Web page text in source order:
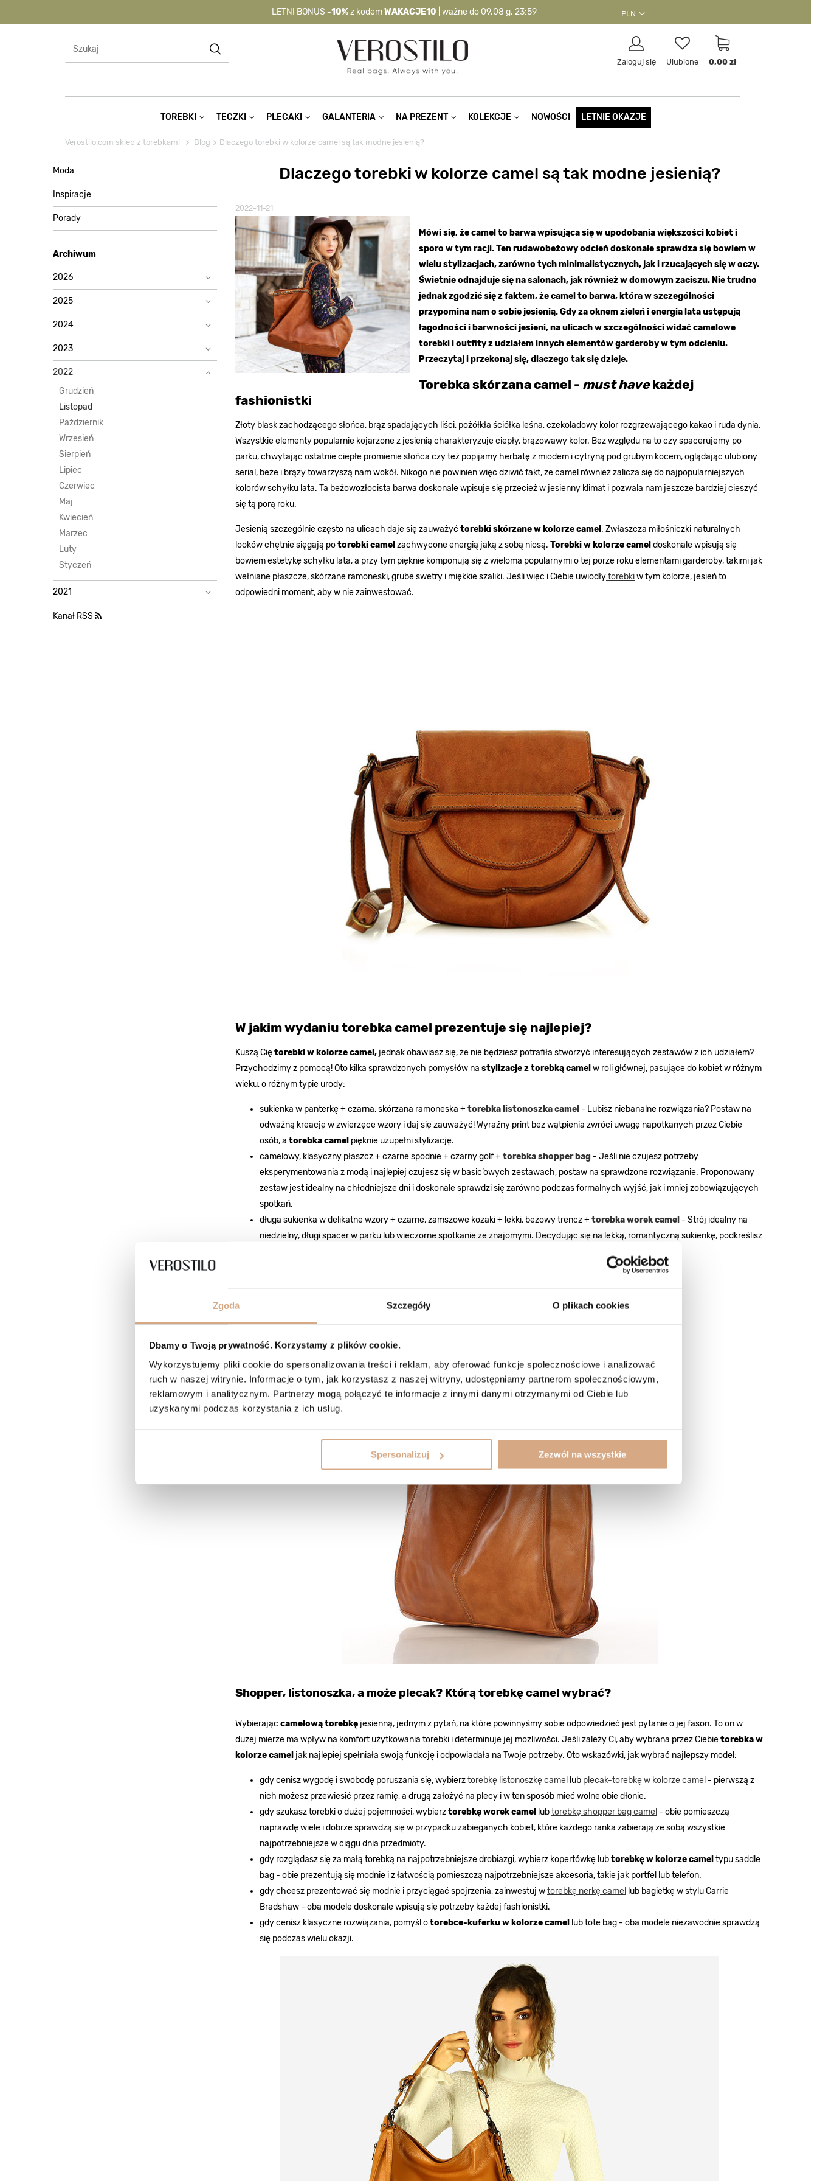
Zgoda Szczegóły O plikach cookies
Dbamy o Twoją prywatność. Korzystamy z plików cookie.
Wykorzystujemy pliki cookie do spersonalizowania treści i reklam, aby oferować funkcje społecznościowe i analizować
ruch w naszej witrynie. Informacje o tym, jak korzystasz z naszej witryny, udostępniamy partnerom społecznościowym,
reklamowym i analitycznym. Partnerzy mogą połączyć te informacje z innymi danymi otrzymanymi od Ciebie lub
uzyskanymi podczas korzystania z ich usług.
Spersonalizuj Zezwól na wszystkie
LETNI BONUS -10%z kodemWAKACJE10 | ważne do 09.08 g. 23:59
WAKACJE10 | nie dotyczy produktów z flagą OKAZJA >
PLN
Zaloguj się Ulubione 0,00 zł
TOREBKI TECZKI PLECAKI GALANTERIA NA PREZENT KOLEKCJE NOWOŚCI LETNIE OKAZJE
Verostilo.com sklep z torebkami Blog Dlaczego torebki w kolorze camel są tak modne jesienią?
Moda
Inspiracje
Porady
Archiwum
2026
2025
2024
2023
2022
Grudzień
Listopad
Październik
Wrzesień
Sierpień
Lipiec
Czerwiec
Maj
Kwiecień
Marzec
Luty
Styczeń
2021
Kanał RSS
Dlaczego torebki w kolorze camel są tak modne jesienią?
2022-11-21
Mówi się, że camel to barwa wpisująca się w upodobania większości kobiet i
sporo w tym racji. Ten rudawobeżowy odcień doskonale sprawdza się bowiem w
wielu stylizacjach, zarówno tych minimalistycznych, jak i rzucających się w oczy.
Świetnie odnajduje się na salonach, jak również w domowym zaciszu. Nie trudno
jednak zgodzić się z faktem, że camel to barwa, która w szczególności
przypomina nam o sobie jesienią. Gdy za oknem zieleń i energia lata ustępują
łagodności i barwności jesieni, na ulicach w szczególności widać camelowe
torebki i outfity z udziałem innych elementów garderoby w tym odcieniu.
Przeczytaj i przekonaj się, dlaczego tak się dzieje.
Torebka skórzana camel - must havekażdej
fashionistki
Złoty blask zachodzącego słońca, brąz spadających liści, pożółkła ściółka leśna, czekoladowy kolor rozgrzewającego kakao i ruda dynia.
Wszystkie elementy popularnie kojarzone z jesienią charakteryzuje ciepły, brązowawy kolor. Bez względu na to czy spacerujemy po
parku, chwytając ostatnie ciepłe promienie słońca czy też popijamy herbatę z miodem i cytryną pod grubym kocem, oglądając ulubiony
serial, beże i brązy towarzyszą nam wokół. Nikogo nie powinien więc dziwić fakt, że camel również zalicza się do najpopularniejszych
kolorów schyłku lata. Ta beżowozłocista barwa doskonale wpisuje się przecież w jesienny klimat i pozwala nam jeszcze bardziej cieszyć
się tą porą roku.
Jesienią szczególnie często na ulicach daje się zauważyć torebki skórzane w kolorze camel . Zwłaszcza miłośniczki naturalnych
looków chętnie sięgają potorebki camel zachwycone energią jaką z sobą niosą. Torebki w kolorze camel doskonale wpisują się
bowiem estetykę schyłku lata, a przy tym pięknie komponują się z wieloma popularnymi o tej porze roku elementami garderoby, takimi jak
wełniane płaszcze, skórzane ramoneski, grube swetry i miękkie szaliki. Jeśli więc i Ciebie uwiodłytorebkiw tym kolorze, jesień to
odpowiedni moment, aby w nie zainwestować.
W jakim wydaniu torebka camel prezentuje się najlepiej?
Kuszą Ciętorebki w kolorze camel, jednak obawiasz się, że nie będziesz potrafiła stworzyć interesujących zestawów z ich udziałem?
Przychodzimy z pomocą! Oto kilka sprawdzonych pomysłów na stylizacje z torebką camel w roli głównej, pasujące do kobiet w różnym
wieku, o różnym typie urody:
sukienka w panterkę + czarna, skórzana ramoneska + torebka listonoszka camel - Lubisz niebanalne rozwiązania? Postaw na
odważną kreację w zwierzęce wzory i daj się zauważyć! Wyraźny print bez wątpienia zwróci uwagę napotkanych przez Ciebie
osób, a torebka camel pięknie uzupełni stylizację.
camelowy, klasyczny płaszcz + czarne spodnie + czarny golf + torebka shopper bag - Jeśli nie czujesz potrzeby
eksperymentowania z modą i najlepiej czujesz się w basic’owych zestawach, postaw na sprawdzone rozwiązanie. Proponowany
zestaw jest idealny na chłodniejsze dni i doskonale sprawdzi się zarówno podczas formalnych wyjść, jak i mniej zobowiązujących
spotkań.
długa sukienka w delikatne wzory + czarne, zamszowe kozaki + lekki, beżowy trencz +torebka worek camel - Strój idealny na
niedzielny, długi spacer w parku lub wieczorne spotkanie ze znajomymi. Decydując się na lekką, romantyczną sukienkę, podkreślisz
Shopper, listonoszka, a może plecak? Którą torebkę camel wybrać?
Wybierając camelową torebkę jesienną, jednym z pytań, na które powinnyśmy sobie odpowiedzieć jest pytanie o jej fason. To on w
dużej mierze ma wpływ na komfort użytkowania torebki i determinuje jej możliwości. Jeśli zależy Ci, aby wybrana przez Ciebietorebka w
kolorze camel jak najlepiej spełniała swoją funkcję i odpowiadała na Twoje potrzeby. Oto wskazówki, jak wybrać najlepszy model:
gdy cenisz wygodę i swobodę poruszania się, wybierztorebkę listonoszkę camel lub plecak-torebkę w kolorze camel - pierwszą z
nich możesz przewiesić przez ramię, a drugą założyć na plecy i w ten sposób mieć wolne obie dłonie.
gdy szukasz torebki o dużej pojemności, wybierztorebkę worek camel lubtorebkę shopper bag camel - obie pomieszczą
naprawdę wiele i dobrze sprawdzą się w przypadku zabieganych kobiet, które każdego ranka zabierają ze sobą wszystkie
najpotrzebniejsze w ciągu dnia przedmioty.
gdy rozglądasz się za małą torebką na najpotrzebniejsze drobiazgi, wybierz kopertówkę lubtorebkę w kolorze camel typu saddle
bag - obie prezentują się modnie i z łatwością pomieszczą najpotrzebniejsze akcesoria, takie jak portfel lub telefon.
gdy chcesz prezentować się modnie i przyciągać spojrzenia, zainwestuj wtorebkę nerkę camel lub bagietkę w stylu Carrie
Bradshaw - oba modele doskonale wpisują się potrzeby każdej fashionistki.
gdy cenisz klasyczne rozwiązania, pomyśl otorebce-kuferku w kolorze camel
lub tote bag - oba modele niezawodnie sprawdzą
się podczas wielu okazji.